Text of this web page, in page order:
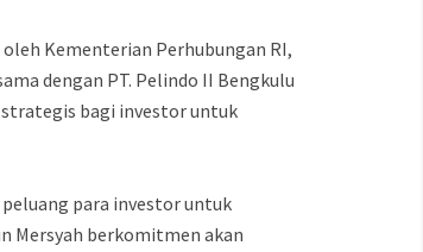
Kementerian Perhubungan RI,
dengan PT. Pelindo II Bengkulu
strategis bagi investor untuk
peluang para investor untuk
Mersyah berkomitmen akan